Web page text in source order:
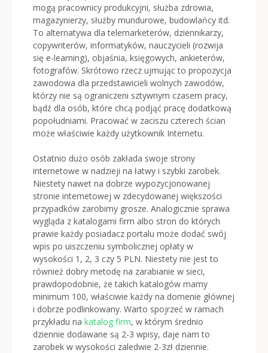
mogą pracownicy produkcyjni, służba zdrowia,
magazynierzy, służby mundurowe, budowlańcy itd.
To alternatywa dla telemarketerów, dziennikarzy,
copywriterów, informatyków, nauczycieli (rozwija
się e-learning), objaśnia, księgowych, ankieterów,
fotografów. Skrótowo rzecz ujmując to propozycja
zawodowa dla przedstawicieli wolnych zawodów,
którzy nie są ograniczeni sztywnym czasem pracy,
bądź dla osób, które chcą podjąć pracę dodatkową
popołudniami. Pracować w zaciszu czterech ścian
może właściwie każdy użytkownik Internetu.
Ostatnio dużo osób zakłada swoje strony
internetowe w nadzieji na łatwy i szybki zarobek.
Niestety nawet na dobrze wypozycjonowanej
stronie internetowej w zdecydowanej większości
przypadków zarobimy grosze. Analogicznie sprawa
wygląda z katalogami firm albo stron do których
prawie każdy posiadacz portalu może dodać swój
wpis po uiszczeniu symbolicznej opłaty w
wysokości 1, 2, 3 czy 5 PLN. Niestety nie jest to
również dobry metodę na zarabianie w sieci,
prawdopodobnie, że takich katalogów mamy
minimum 100, właściwie każdy na domenie głównej
i dobrze podlinkowany. Warto spojrzeć w ramach
przykładu na katalog firm, w którym średnio
dziennie dodawane są 2-3 wpisy, daje nam to
zarobek w wysokości zaledwie 2-3zł dziennie.